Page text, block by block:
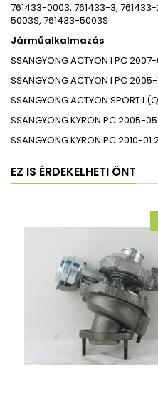
761433-0003, 761433-3,
5003S, 761433-5003S
Járműalkalmazás
SSANGYONGACTYON I PC
SSANGYONGACTYON I PC2005-
SSANGYONGACTYON SPORT I
SSANGYONGKYRON PC2005-05
SSANGYONGKYRON PC2010-01
EZ IS ÉRDEKELHETI ÖNT